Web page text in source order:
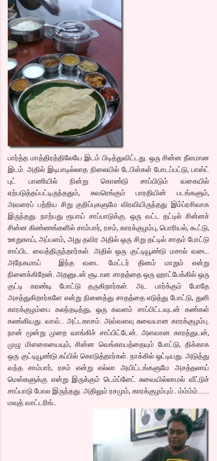
பார்த்த மாத்திரத்திலேயே இடம் பிடித்துவிட்டது. ஒரு சின்ன நீளமான
இடம். அதில் இடிபாடில்லாத நிலையில் டேபிள்கள் போடப்பட்டு, பாஸ்ட்
புட் பாணியில் நின்று கொண்டு சாப்பிடும் வகையில்
ஏற்படுத்தப்பட்டிருந்ததும், சுவரெங்கும் பாரதியின் படங்களும்,
அவரைப் பற்றிய சிறு குறிப்புகளுமே விரவியிருந்தது இம்ப்ரசிவாக
இருந்தது. நாற்பது ரூபாய் சாப்பாடுக்கு. ஒரு வட்ட தட்டில் சின்னச்
சின்ன கிண்ணங்களில் சாம்பார், ரசம், காரக்குழம்பு, பொரியல், கூட்டு,
ஊறுகாய், அப்பளம், அது தவிர அதில் ஒரு சிறு தட்டில் சாதம் போட்டு
சாப்பிட வைத்திருந்தார்கள். அதில் ஒரு குட்டியூண்டு மசால் வடை.
அநேகமாய் இந்த வடை மேட்டர் தினம் மாறும் என்று
நினைக்கிறேன். அதனுடன் சூடான சாதத்தை ஒரு ஹாட்பேக்கில் ஒரு
குட்டி கரண்டி போட்டு தருகிறார்கள். அட பார்க்கும் போதே
அசத்துகிறார்களே என்று நினைத்து சாதத்தை எடுத்து போட்டு, துளி
காரக்குழம்பை கலந்தடித்து, ஒரு கவளம் சாப்பிட்டவுடன் கண்கள்
கலங்கியது. வாவ்… அட்டகாசம். அவ்வளவு சுவையான காரக்குழம்பு.
நான் மூன்று முறை வாங்கிச் சாப்பிட்டேன். அளவான காரத்துடன்,
முழு மிளகையையும், சின்ன வெங்காயத்தையும் போட்டு, திக்காக
ஒரு குட்டியூண்டு கப்பில் கொடுத்தார்கள். நாக்கில் ஒட்டியது. அடுத்து
வந்த சாம்பார், ரசம் என்று எல்லா அயிட்டங்களுமே அசத்தலாய்
மெஸ்களுக்கு என்று இருக்கும் டெம்ப்ளேட் சுவையில்லாமல் வீட்டுச்
சாப்பாடு போல இருந்தது. அதிலும் ரசமும், காரக்குழம்பும்.. ம்ம்ம்ம்........
மவுத் வாட்டரிங்..